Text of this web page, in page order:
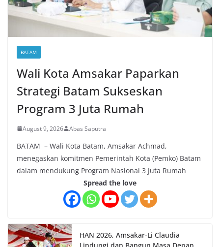
BATAM
Wali Kota Amsakar Paparkan
Strategi Batam Sukseskan
Program 3 Juta Rumah
August 9, 2026 Abas Saputra
BATAM – Wali Kota Batam, Amsakar Achmad,
menegaskan komitmen Pemerintah Kota (Pemko) Batam
dalam mendukung Program Nasional 3 Juta Rumah
Spread the love
HAN 2026, Amsakar-Li Claudia